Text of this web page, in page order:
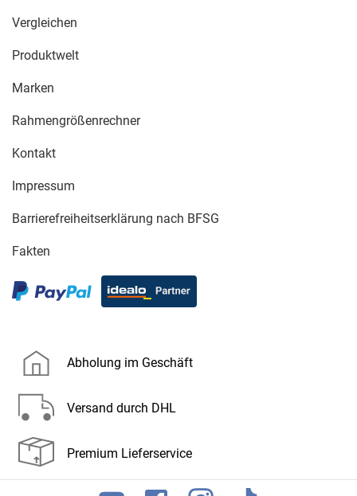
Vergleichen
Produktwelt
Marken
Rahmengrößenrechner
Kontakt
Impressum
Barrierefreiheitserklärung nach BFSG
Fakten
Abholung im Geschäft
Versand durch DHL
Premium Lieferservice